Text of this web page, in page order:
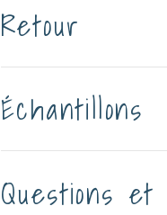
Retour
Échantillons
Questions